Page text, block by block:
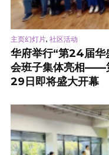
主页幻灯片, 社区活动
华府举行“第24届华
会班子集体亮相——
29日即将盛大开幕